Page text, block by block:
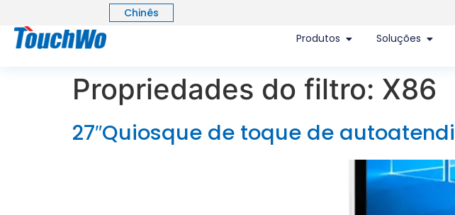
Chinês
Produtos
Soluções
Propriedades do filtro: X86
27″Quiosque de toque de